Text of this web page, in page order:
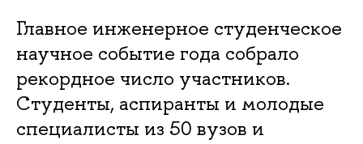
Главное инженерное студенческое
научное событие года собрало
рекордное число участников.
Студенты, аспиранты и молодые
специалисты из 50 вузов и